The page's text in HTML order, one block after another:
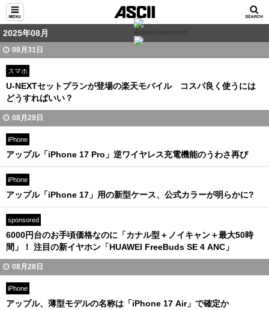
2025年08月
08月31日
スマホ
U-NEXTセットプランが登場の楽天モバイル コスパ良く使うには
どうすればいい？
08月29日
iPhone
アップル「iPhone 17 Pro」逆ワイヤレス充電機能のうわさ再び
iPhone
アップル「iPhone 17」用の新型ケース、公式カラーが明らかに?
sponsored
6000円台のお手頃価格なのに「カナル型＋ノイキャン＋最大50時
間」！ 注目の新イヤホン「HUAWEI FreeBuds SE 4 ANC」
08月28日
iPhone
アップル、薄型モデルの名称は「iPhone 17 Air」で確定か